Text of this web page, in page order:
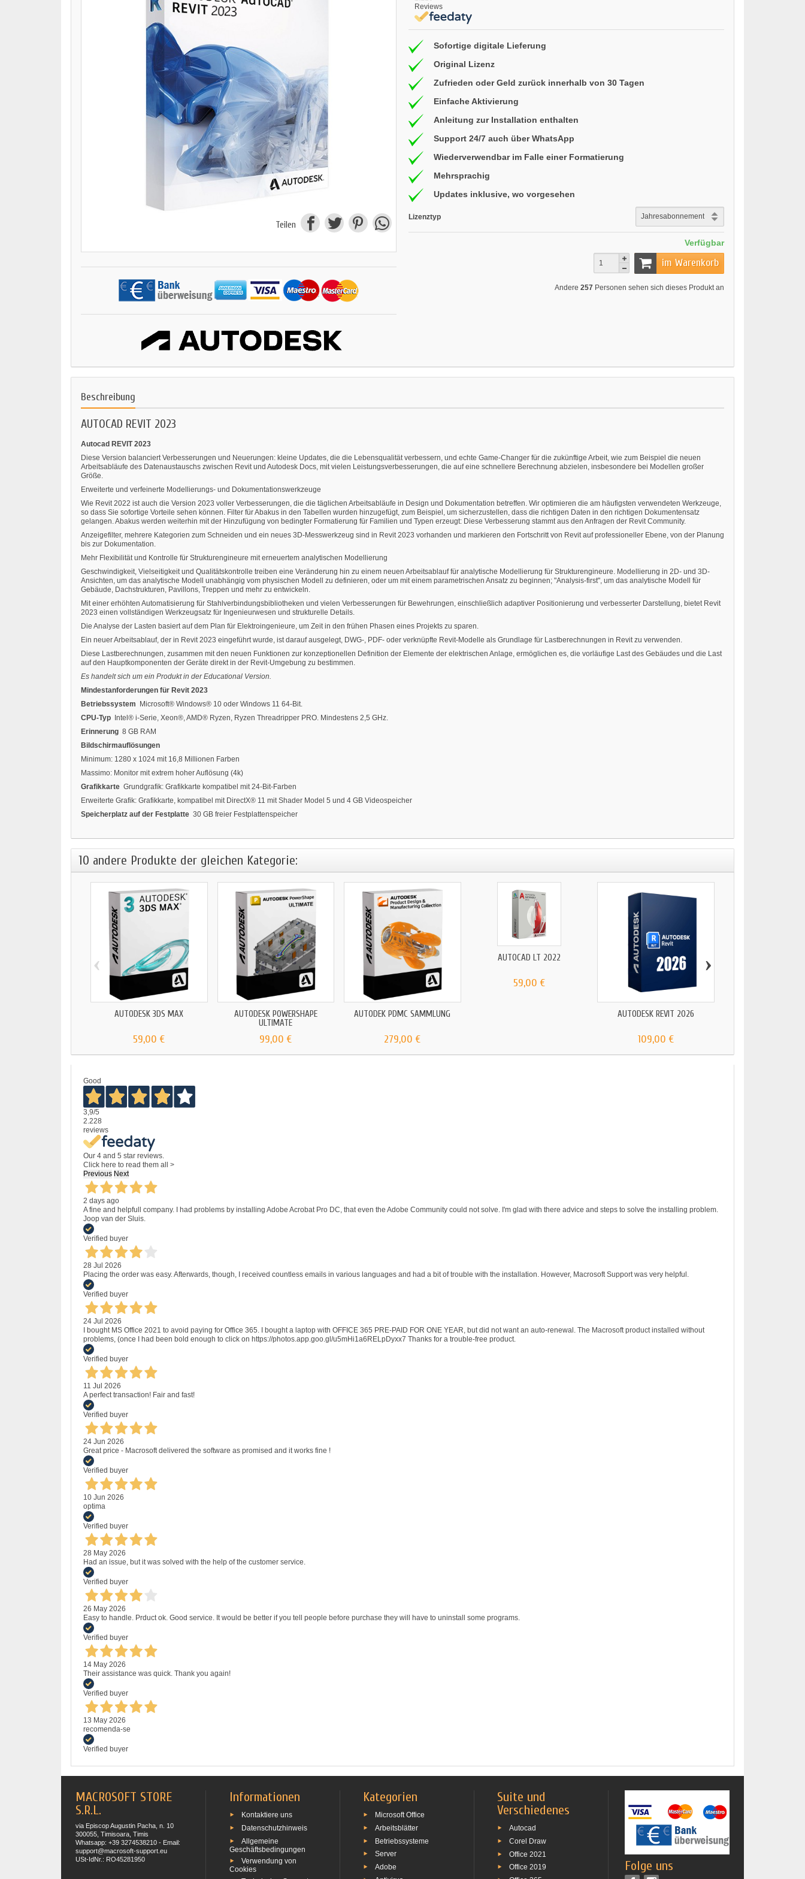
Teilen
Reviews
Sofortige digitale Lieferung
Original Lizenz
Zufrieden oder Geld zurück innerhalb von 30 Tagen
Einfache Aktivierung
Anleitung zur Installation enthalten
Support 24/7 auch über WhatsApp
Wiederverwendbar im Falle einer Formatierung
Mehrsprachig
Updates inklusive, wo vorgesehen
Lizenztyp
Verfügbar
im Warenkorb
Andere 257 Personen sehen sich dieses Produkt an
Beschreibung
AUTOCAD REVIT 2023
Autocad REVIT 2023
Diese Version balanciert Verbesserungen und Neuerungen: kleine Updates, die die Lebensqualität verbessern, und echte Game-Changer für die zukünftige Arbeit, wie zum Beispiel die neuen
Arbeitsabläufe des Datenaustauschs zwischen Revit und Autodesk Docs, mit vielen Leistungsverbesserungen, die auf eine schnellere Berechnung abzielen, insbesondere bei Modellen großer
Größe.
Erweiterte und verfeinerte Modellierungs- und Dokumentationswerkzeuge
Wie Revit 2022 ist auch die Version 2023 voller Verbesserungen, die die täglichen Arbeitsabläufe in Design und Dokumentation betreffen. Wir optimieren die am häufigsten verwendeten Werkzeuge,
so dass Sie sofortige Vorteile sehen können. Filter für Abakus in den Tabellen wurden hinzugefügt, zum Beispiel, um sicherzustellen, dass die richtigen Daten in den richtigen Dokumentensatz
gelangen. Abakus werden weiterhin mit der Hinzufügung von bedingter Formatierung für Familien und Typen erzeugt: Diese Verbesserung stammt aus den Anfragen der Revit Community.
Anzeigefilter, mehrere Kategorien zum Schneiden und ein neues 3D-Messwerkzeug sind in Revit 2023 vorhanden und markieren den Fortschritt von Revit auf professioneller Ebene, von der Planung
bis zur Dokumentation.
Mehr Flexibilität und Kontrolle für Strukturengineure mit erneuertem analytischen Modellierung
Geschwindigkeit, Vielseitigkeit und Qualitätskontrolle treiben eine Veränderung hin zu einem neuen Arbeitsablauf für analytische Modellierung für Strukturengineure. Modellierung in 2D- und 3D-
Ansichten, um das analytische Modell unabhängig vom physischen Modell zu definieren, oder um mit einem parametrischen Ansatz zu beginnen; "Analysis-first", um das analytische Modell für
Gebäude, Dachstrukturen, Pavillons, Treppen und mehr zu entwickeln.
Mit einer erhöhten Automatisierung für Stahlverbindungsbibliotheken und vielen Verbesserungen für Bewehrungen, einschließlich adaptiver Positionierung und verbesserter Darstellung, bietet Revit
2023 einen vollständigen Werkzeugsatz für Ingenieurwesen und strukturelle Details.
Die Analyse der Lasten basiert auf dem Plan für Elektroingenieure, um Zeit in den frühen Phasen eines Projekts zu sparen.
Ein neuer Arbeitsablauf, der in Revit 2023 eingeführt wurde, ist darauf ausgelegt, DWG-, PDF- oder verknüpfte Revit-Modelle als Grundlage für Lastberechnungen in Revit zu verwenden.
Diese Lastberechnungen, zusammen mit den neuen Funktionen zur konzeptionellen Definition der Elemente der elektrischen Anlage, ermöglichen es, die vorläufige Last des Gebäudes und die Last
auf den Hauptkomponenten der Geräte direkt in der Revit-Umgebung zu bestimmen.
Es handelt sich um ein Produkt in der Educational Version.
Mindestanforderungen für Revit 2023
Betriebssystem
Microsoft® Windows® 10 oder Windows 11 64-Bit.
CPU-Typ
Intel® i-Serie, Xeon®, AMD® Ryzen, Ryzen Threadripper PRO. Mindestens 2,5 GHz.
Erinnerung 8 GB RAM
Bildschirmauflösungen
Minimum: 1280 x 1024 mit 16,8 Millionen Farben
Massimo: Monitor mit extrem hoher Auflösung (4k)
Grafikkarte Grundgrafik: Grafikkarte kompatibel mit 24-Bit-Farben
Erweiterte Grafik: Grafikkarte, kompatibel mit DirectX® 11 mit Shader Model 5 und 4 GB Videospeicher
Speicherplatz auf der Festplatte 30 GB freier Festplattenspeicher
10 andere Produkte der gleichen Kategorie:
AUTODESK 3DS MAX
59,00 €
AUTODESK POWERSHAPE
ULTIMATE
99,00 €
AUTODEK PDMC SAMMLUNG
279,00 €
AUTOCAD LT 2022
59,00 €
AUTODESK REVIT 2026
109,00 €
‹ ›
Good
3,9/5
2.228
reviews
Our 4 and 5 star reviews.
Click here to read them all >
Previous Next
2 days ago
A fine and helpfull company. I had problems by installing Adobe Acrobat Pro DC, that even the Adobe Community could not solve. I'm glad with there advice and steps to solve the installing problem.
Joop van der Sluis.
Verified buyer
28 Jul 2026
Placing the order was easy. Afterwards, though, I received countless emails in various languages and had a bit of trouble with the installation. However, Macrosoft Support was very helpful.
Verified buyer
24 Jul 2026
I bought MS Office 2021 to avoid paying for Office 365. I bought a laptop with OFFICE 365 PRE-PAID FOR ONE YEAR, but did not want an auto-renewal. The Macrosoft product installed without
problems, (once I had been bold enough to click on https://photos.app.goo.gl/u5mHi1a6RELpDyxx7 Thanks for a trouble-free product.
Verified buyer
11 Jul 2026
A perfect transaction! Fair and fast!
Verified buyer
24 Jun 2026
Great price - Macrosoft delivered the software as promised and it works fine !
Verified buyer
10 Jun 2026
optima
Verified buyer
28 May 2026
Had an issue, but it was solved with the help of the customer service.
Verified buyer
26 May 2026
Easy to handle. Prduct ok. Good service. It would be better if you tell people before purchase they will have to uninstall some programs.
Verified buyer
14 May 2026
Their assistance was quick. Thank you again!
Verified buyer
13 May 2026
recomenda-se
Verified buyer
MACROSOFT STORE
S.R.L.
via Episcop Augustin Pacha, n. 10
300055, Timisoara, Timis
Whatsapp: +39 3274538210 - Email:
support@macrosoft-support.eu
USt-IdNr.: RO45281950
Informationen
Kontaktiere uns
Datenschutzhinweis
Allgemeine
Geschäftsbedingungen
Verwendung von
Cookies
Kategorien
Microsoft Office
Arbeitsblätter
Betriebssysteme
Server
Adobe
Suite und
Verschiedenes
Autocad
Corel Draw
Office 2021
Office 2019
Folge uns